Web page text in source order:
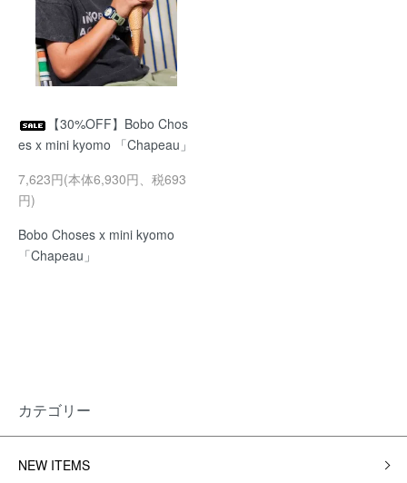
【30%OFF】Bobo Chos
es x mini kyomo 「Chapeau」
7,623円(本体6,930円、税693
円)
Bobo Choses x mini kyomo
「Chapeau」
カテゴリー
NEW ITEMS